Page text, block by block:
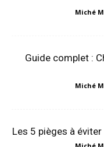
Miché
Guide complet :
Miché
Les 5 pièges à